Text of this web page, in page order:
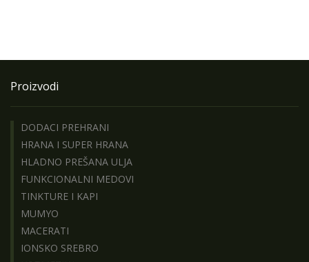
Proizvodi
DODACI PREHRANI
HRANA I SUPER HRANA
HLADNO PREŠANA ULJA
FUNKCIONALNI MEDOVI
TINKTURE I KAPI
MUMYO
MACERATI
IONSKO SREBRO